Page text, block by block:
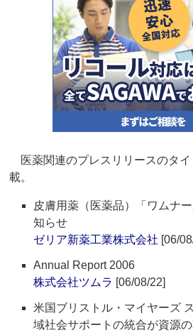
医薬関連のプレスリリースのタ
載。
皮膚用薬（医薬品）「ワムナ
知らせ
ゼリア新薬工業株式会社 [06/
Annual Report 2006
株式会社ツムラ [06/08/22]
米国ブリストル・マイヤーズ
域社会サポートの統合が資源